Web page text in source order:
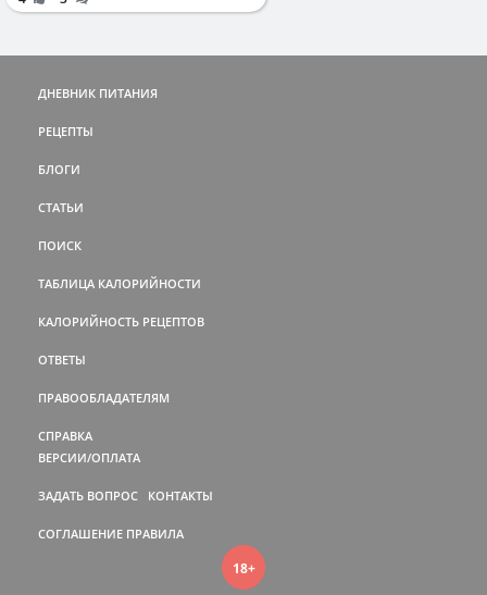
ДНЕВНИК ПИТАНИЯ
РЕЦЕПТЫ
БЛОГИ
СТАТЬИ
ПОИСК
ТАБЛИЦА КАЛОРИЙНОСТИ
КАЛОРИЙНОСТЬ РЕЦЕПТОВ
ОТВЕТЫ
ПРАВООБЛАДАТЕЛЯМ
СПРАВКА
ВЕРСИИ/ОПЛАТА
ЗАДАТЬ ВОПРОС КОНТАКТЫ
СОГЛАШЕНИЕ ПРАВИЛА
18+